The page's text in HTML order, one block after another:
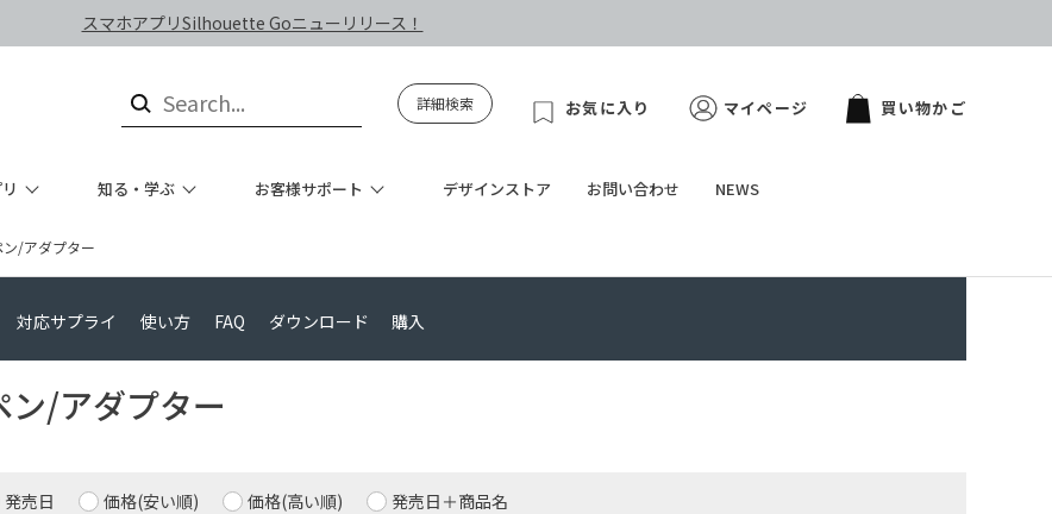
スマホアプリSilhouette Goニューリリース！
詳細検索 お気に入り マイページ 買い物かご
知る・学ぶ お客様サポート デザインストア お問い合わせ NEWS
/アダプター
対応サプライ 使い方 FAQ ダウンロード 購入
/アダプター
発売日 価格(安い順) 価格(高い順) 発売日＋商品名